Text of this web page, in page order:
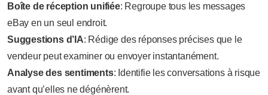
Boîte de réception unifiée: Regroupe tous les messages
eBay en un seul endroit.
Suggestions d’IA: Rédige des réponses précises que le
vendeur peut examiner ou envoyer instantanément.
Analyse des sentiments: Identifie les conversations à risque
avant qu’elles ne dégénèrent.